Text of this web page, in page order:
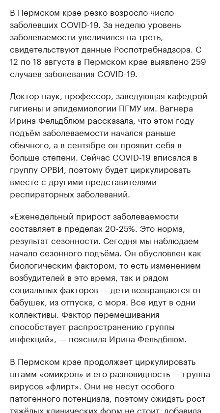
В Пермском крае резко возросло число
заболевших COVID-19. За неделю уровень
заболеваемости увеличился на треть,
свидетельствуют данные Роспотребнадзора. С
12 по 18 августа в Пермском крае выявлено 259
случаев заболевания COVID-19.
Доктор наук, профессор, заведующая кафедрой
гигиены и эпидемиологии ПГМУ им. Вагнера
Ирина Фельдблюм рассказала, что этом году
подъём заболеваемости начался раньше
обычного, а в сентябре он проявит себя в
больше степени. Сейчас COVID-19 вписался в
группу ОРВИ, поэтому будет циркулировать
вместе с другими представителями
респираторных заболеваний.
«Еженедельный прирост заболеваемости
составляет в пределах 20-25%. Это норма,
результат сезонности. Сегодня мы наблюдаем
начало сезонного подъёма. Он обусловлен как
биологическим фактором, то есть изменением
возбудителей в это время, так и рядом
социальных факторов — дети возвращаются от
бабушек, из отпуска, с моря. Все идут в одни
коллективы. Фактор перемешивания
способствует распространению группы
инфекций», — пояснила Ирина Фельдблюм.
В Пермском крае продолжает циркулировать
штамм «омикрон» и его разновидность — группа
вирусов «флирт». Они не несут особого
патогенного потенциала, поэтому ожидать рост
тяжёлых клинических форм не стоит, добавила